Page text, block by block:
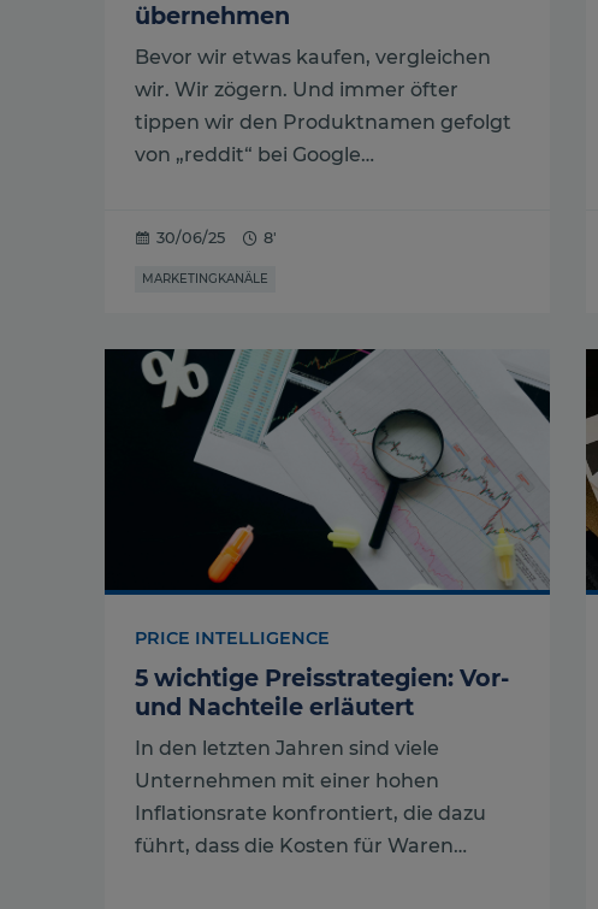
übernehmen
Bevor wir etwas kaufen, vergleichen
wir. Wir zögern. Und immer öfter
tippen wir den Produktnamen gefolgt
von „reddit“ bei Google…
30/06/25 8'
MARKETINGKANÄLE
PRICE INTELLIGENCE
5 wichtige Preisstrategien: Vor-
und Nachteile erläutert
In den letzten Jahren sind viele
Unternehmen mit einer hohen
Inflationsrate konfrontiert, die dazu
führt, dass die Kosten für Waren…